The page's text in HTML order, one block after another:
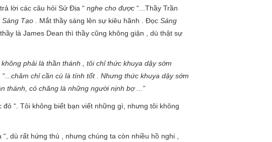
lời các câu hỏi Sử Địa “ nghe cho được “...Thầy Trần
Sáng Tạo . Mắt thầy sáng lên sự kiêu hãnh . Đọc Sáng
là James Dean thì thầy cũng không giận , dù thật sự
không phải là thần thánh , tôi chỉ thức khuya dậy sớm
chăm chỉ cần cù là tính tốt . Nhưng thức khuya dậy sớm
thánh, có chăng là những người nịnh bợ ...”
“. Tôi không biết bạn viết những gì, nhưng tôi không
dù rất hứng thú , nhưng chúng ta còn nhiều hồ nghi ,